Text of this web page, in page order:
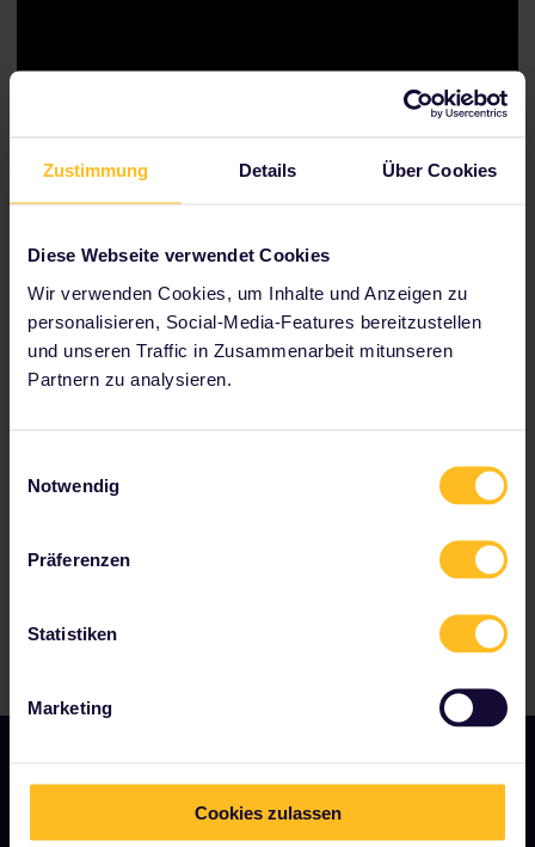
Zustimmung Details Über Cookies
Diese Webseite verwendet Cookies
Wir verwenden Cookies, um Inhalte und Anzeigen zu
personalisieren, Social-Media-Features bereitzustellen
und unseren Traffic in Zusammenarbeit mitunseren
Partnern zu analysieren.
Notwendig
Präferenzen
Statistiken
Marketing
Cookies zulassen
Was kostet eine Sitzplatzreservierung?
Wann erhalte ich meine Sitzplatzreservierung?
UNSER UNTERNEHMEN